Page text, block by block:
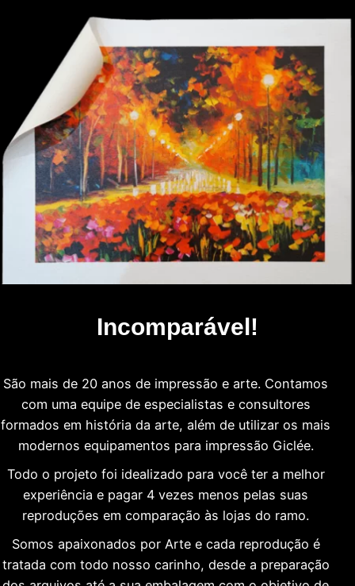
Incomparável!
São mais de 20 anos de impressão e arte. Contamos
com uma equipe de especialistas e consultores
formados em história da arte, além de utilizar os mais
modernos equipamentos para impressão Giclée.
Todo o projeto foi idealizado para você ter a melhor
experiência e pagar 4 vezes menos pelas suas
reproduções em comparação às lojas do ramo.
Somos apaixonados por Arte e cada reprodução é
tratada com todo nosso carinho, desde a preparação